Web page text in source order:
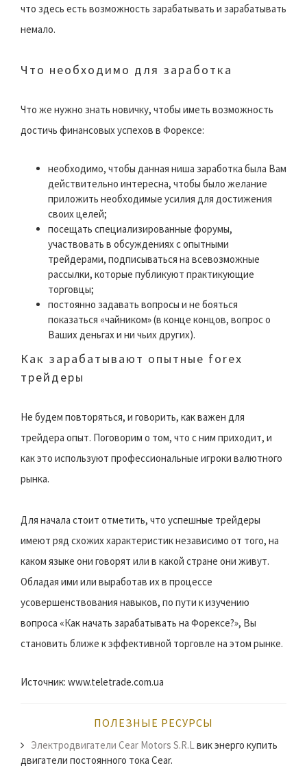
что здесь есть возможность зарабатывать и зарабатывать
немало.
Что необходимо для заработка
Что же нужно знать новичку, чтобы иметь возможность
достичь финансовых успехов в Форексе:
необходимо, чтобы данная ниша заработка была Вам
действительно интересна, чтобы было желание
приложить необходимые усилия для достижения
своих целей;
посещать специализированные форумы,
участвовать в обсуждениях с опытными
трейдерами, подписываться на всевозможные
рассылки, которые публикуют практикующие
торговцы;
постоянно задавать вопросы и не бояться
показаться «чайником» (в конце концов, вопрос о
Ваших деньгах и ни чьих других).
Как зарабатывают опытные forex
трейдеры
Не будем повторяться, и говорить, как важен для
трейдера опыт. Поговорим о том, что с ним приходит, и
как это используют профессиональные игроки валютного
рынка.
Для начала стоит отметить, что успешные трейдеры
имеют ряд схожих характеристик независимо от того, на
каком языке они говорят или в какой стране они живут.
Обладая ими или выработав их в процессе
усовершенствования навыков, по пути к изучению
вопроса «Как начать зарабатывать на Форексе?», Вы
становить ближе к эффективной торговле на этом рынке.
Источник: www.teletrade.com.ua
ПОЛЕЗНЫЕ РЕСУРСЫ
Электродвигатели Cear Motors S.R.Lвик энерго купить
двигатели постоянного тока Cear.